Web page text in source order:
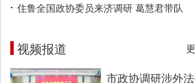
住鲁全国政协委员来济调研 葛慧君带队
视频报道
市政协调研涉外